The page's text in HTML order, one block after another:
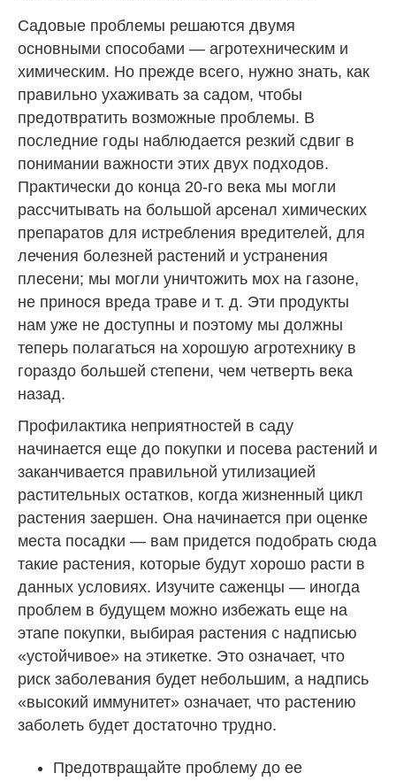
Садовые проблемы решаются двумя
основными способами — агротехническим и
химическим. Но прежде всего, нужно знать, как
правильно ухаживать за садом, чтобы
предотвратить возможные проблемы. В
последние годы наблюдается резкий сдвиг в
понимании важности этих двух подходов.
Практически до конца 20-го века мы могли
рассчитывать на большой арсенал химических
препаратов для истребления вредителей, для
лечения болезней растений и устранения
плесени; мы могли уничтожить мох на газоне,
не принося вреда траве и т. д. Эти продукты
нам уже не доступны и поэтому мы должны
теперь полагаться на хорошую агротехнику в
гораздо большей степени, чем четверть века
назад.
Профилактика неприятностей в саду
начинается еще до покупки и посева растений и
заканчивается правильной утилизацией
растительных остатков, когда жизненный цикл
растения заершен. Она начинается при оценке
места посадки — вам придется подобрать сюда
такие растения, которые будут хорошо расти в
данных условиях. Изучите саженцы — иногда
проблем в будущем можно избежать еще на
этапе покупки, выбирая растения с надписью
«устойчивое» на этикетке. Это означает, что
риск заболевания будет небольшим, а надпись
«высокий иммунитет» означает, что растению
заболеть будет достаточно трудно.
Предотвращайте проблему до ее